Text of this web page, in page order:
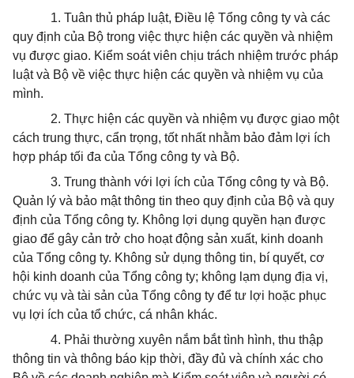
1. Tuân thủ pháp luật, Điều lệ Tổng công ty và các
quy định của Bộ trong việc thực hiện các quyền và nhiệm
vụ được giao. Kiểm soát viên chịu trách nhiệm trước pháp
luật và Bộ về việc thực hiện các quyền và nhiệm vụ của
mình.
2. Thực hiện các quyền và nhiệm vụ được giao một
cách trung thực, cẩn trọng, tốt nhất nhằm bảo đảm lợi ích
hợp pháp tối đa của Tổng công ty và Bộ.
3. Trung thành với lợi ích của Tổng công ty và Bộ.
Quản lý và bảo mật thông tin theo quy định của Bộ và quy
định của Tổng công ty. Không lợi dụng quyền hạn được
giao để gây cản trở cho hoạt động sản xuất, kinh doanh
của Tổng công ty. Không sử dụng thông tin, bí quyết, cơ
hội kinh doanh của Tổng công ty; không lạm dụng địa vị,
chức vụ và tài sản của Tổng công ty để tư lợi hoặc phục
vụ lợi ích của tổ chức, cá nhân khác.
4. Phải thường xuyên nắm bắt tình hình, thu thập
thông tin và thông báo kịp thời, đầy đủ và chính xác cho